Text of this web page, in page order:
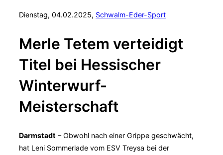
Dienstag, 04.02.2025, Schwalm-Eder-Sport
Merle Tetem verteidigt
Titel bei Hessischer
Winterwurf-
Meisterschaft
Darmstadt – Obwohl nach einer Grippe geschwächt,
hat Leni Sommerlade vom ESV Treysa bei der